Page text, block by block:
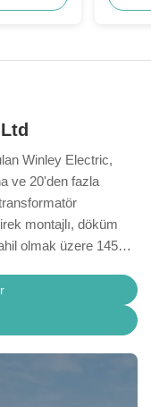
Winley Electric,
ve 20'den fazla
montajlı, döküm
olmak üzere 145
IEEE, CSA, DOE
üzere